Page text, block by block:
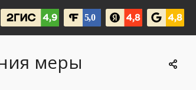
меры